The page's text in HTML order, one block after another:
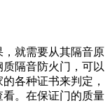
就需要从其隔音原
隔音防火门，可以
各种证书来判定，
。在保证门的质量